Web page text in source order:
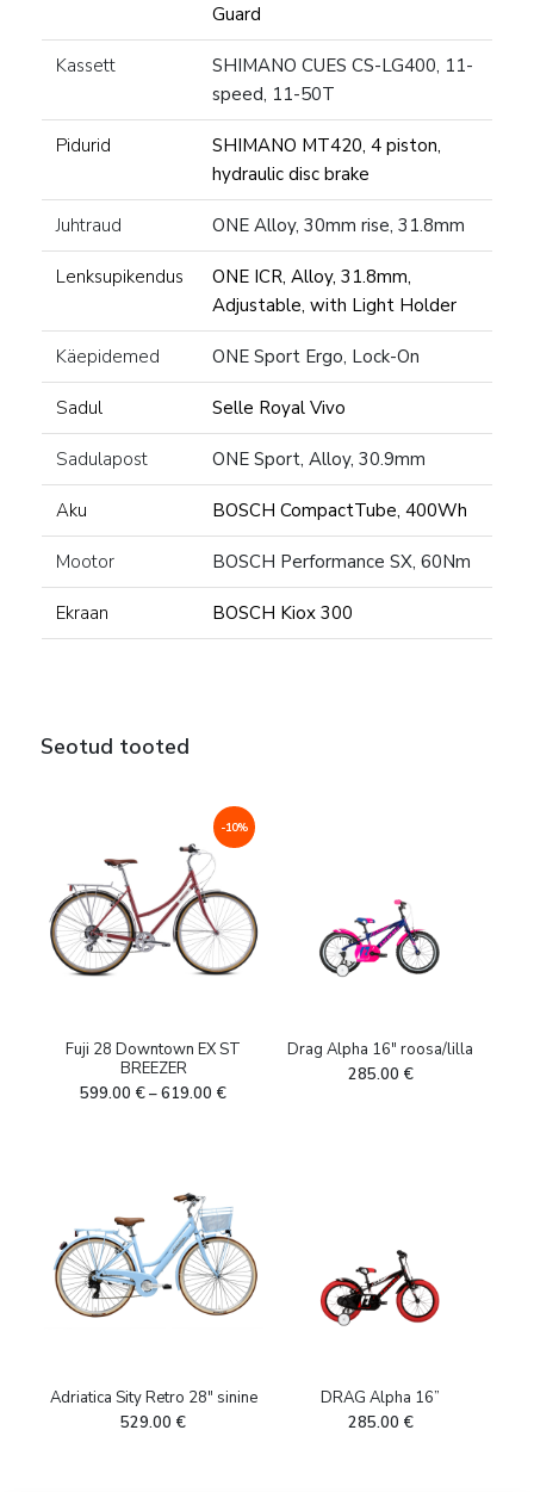
Guard
Kassett
SHIMANO CUES CS-LG400, 11-
speed, 11-50T
Pidurid
SHIMANO MT420, 4 piston,
hydraulic disc brake
Juhtraud ONE Alloy, 30mm rise, 31.8mm
Lenksupikendus
ONE ICR, Alloy, 31.8mm,
Adjustable, with Light Holder
Käepidemed ONE Sport Ergo, Lock-On
Sadul Selle Royal Vivo
Sadulapost ONE Sport, Alloy, 30.9mm
Aku BOSCH CompactTube, 400Wh
Mootor BOSCH Performance SX, 60Nm
Ekraan BOSCH Kiox 300
Seotud tooted
-10%
Fuji 28 Downtown EX ST
BREEZER
599.00 €–619.00 €
Drag Alpha 16″ roosa/lilla
285.00 €
Adriatica Sity Retro 28″ sinine
529.00 €
DRAG Alpha 16”
285.00 €